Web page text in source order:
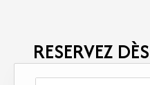
RESERVEZ